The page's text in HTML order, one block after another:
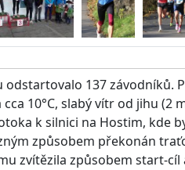
odstartovalo 137 závodníků.
10°C, slabý vítr od jihu (2
k silnici na Hostim, kde
způsobem překonán
zvítězila způsobem start-